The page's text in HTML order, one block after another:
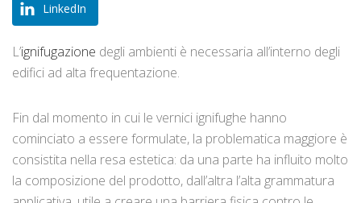
LinkedIn
L’ignifugazione degli ambienti è necessaria all’interno degli
edifici ad alta frequentazione.
Fin dal momento in cui le vernici ignifughe hanno
cominciato a essere formulate, la problematica maggiore è
consistita nella resa estetica: da una parte ha influito molto
la composizione del prodotto, dall’altra l’alta grammatura